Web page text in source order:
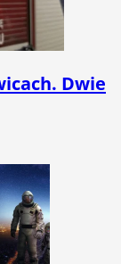
Dwie